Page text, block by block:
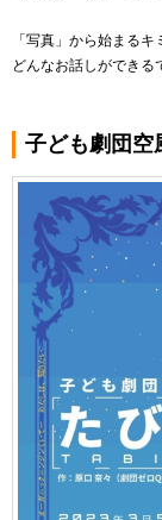
「写真」から始まるキ
どんなお話しができる
子ども劇団空